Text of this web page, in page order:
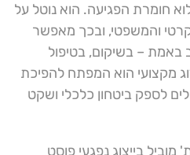
חומרת הפגיעה. הוא נוטל על
והמשפטי, ובכך מאפשר
– בשיקום, בטיפול
מקצועי הוא המפתח להפיכת
לספק ביטחון כלכלי ושקט
בייצוג נפגעי פוסט